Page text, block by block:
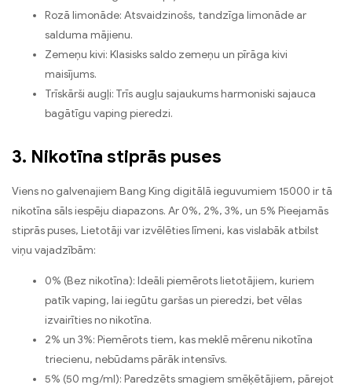
Rozā limonāde: Atsvaidzinošs, tandzīga limonāde ar
salduma mājienu.
Zemeņu kivi: Klasisks saldo zemeņu un pīrāga kivi
maisījums.
Trīskārši augļi: Trīs augļu sajaukums harmoniski sajauca
bagātīgu vaping pieredzi.
3. Nikotīna stiprās puses
Viens no galvenajiem Bang King digitālā ieguvumiem 15000 ir tā
nikotīna sāls iespēju diapazons. Ar 0%, 2%, 3%, un 5% Pieejamās
stiprās puses, Lietotāji var izvēlēties līmeni, kas vislabāk atbilst
viņu vajadzībām:
0% (Bez nikotīna): Ideāli piemērots lietotājiem, kuriem
patīk vaping, lai iegūtu garšas un pieredzi, bet vēlas
izvairīties no nikotīna.
2% un 3%: Piemērots tiem, kas meklē mērenu nikotīna
triecienu, nebūdams pārāk intensīvs.
5% (50 mg/ml): Paredzēts smagiem smēķētājiem, pārejot